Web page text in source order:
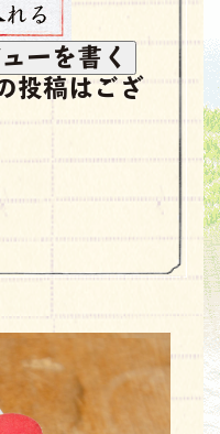
投稿はござ